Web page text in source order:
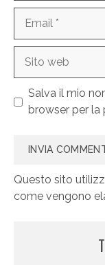
Salva il mio
browser per
Questo sito
come vengono